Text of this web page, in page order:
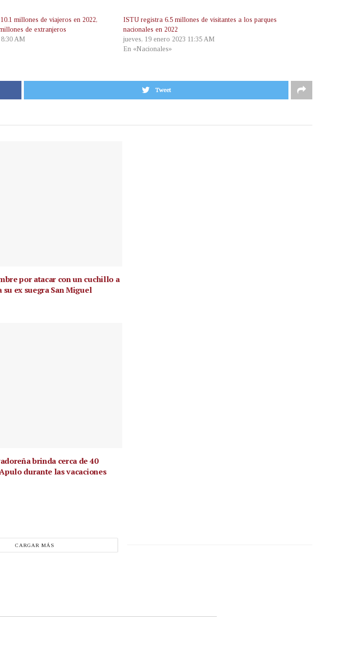
millones de viajeros en 2022,
de extranjeros
AM
ISTU registra 6.5 millones de visitantes a los parques
nacionales en 2022
jueves, 19 enero 2023 11:35 AM
En «Nacionales»
Tweet
por atacar con un cuchillo a
su ex suegra San Miguel
brinda cerca de 40
durante las vacaciones
CARGAR MÁS